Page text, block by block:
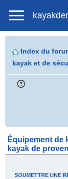
Index du
kayak et de
Équipement de
kayak de
SOUMETTRE UNE